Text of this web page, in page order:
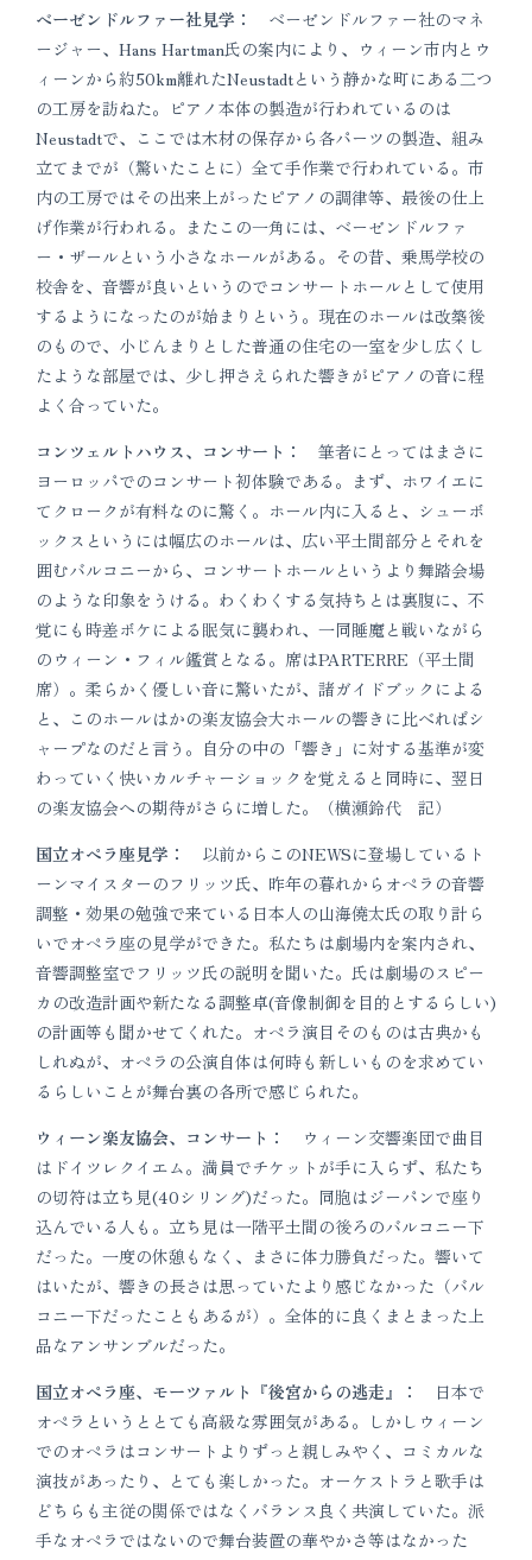
ベーゼンドルファー社見学：
ベーゼンドルファー社のマネ
ージャー、Hans Hartman氏の案内により、ウィーン市内とウ
ィーンから約50km離れたNeustadtという静かな町にある二つ
の工房を訪ねた。ピアノ本体の製造が行われているのは
Neustadtで、ここでは木材の保存から各パーツの製造、組み
立てまでが（驚いたことに）全て手作業で行われている。市
内の工房ではその出来上がったピアノの調律等、最後の仕上
げ作業が行われる。またこの一角には、ベーゼンドルファ
ー・ザールという小さなホールがある。その昔、乗馬学校の
校舎を、音響が良いというのでコンサートホールとして使用
するようになったのが始まりという。現在のホールは改築後
のもので、小じんまりとした普通の住宅の一室を少し広くし
たような部屋では、少し押さえられた響きがピアノの音に程
よく合っていた。
コンツェルトハウス、コンサート：
筆者にとってはまさに
ヨーロッパでのコンサート初体験である。まず、ホワイエに
てクロークが有料なのに驚く。ホール内に入ると、シューボ
ックスというには幅広のホールは、広い平土間部分とそれを
囲むバルコニーから、コンサートホールというより舞踏会場
のような印象をうける。わくわくする気持ちとは裏腹に、不
覚にも時差ボケによる眠気に襲われ、一同睡魔と戦いながら
のウィーン・フィル鑑賞となる。席はPARTERRE（平土間
席）。柔らかく優しい音に驚いたが、諸ガイドブックによる
と、このホールはかの楽友協会大ホールの響きに比べればシ
ャープなのだと言う。自分の中の「響き」に対する基準が変
わっていく快いカルチャーショックを覚えると同時に、翌日
の楽友協会への期待がさらに増した。（横瀬鈴代 記）
国立オペラ座見学：
以前からこのNEWSに登場しているト
ーンマイスターのフリッツ氏、昨年の暮れからオペラの音響
調整・効果の勉強で来ている日本人の山海僥太氏の取り計ら
いでオペラ座の見学ができた。私たちは劇場内を案内され、
音響調整室でフリッツ氏の説明を聞いた。氏は劇場のスピー
カの改造計画や新たなる調整卓(音像制御を目的とするらしい)
の計画等も聞かせてくれた。オペラ演目そのものは古典かも
しれぬが、オペラの公演自体は何時も新しいものを求めてい
るらしいことが舞台裏の各所で感じられた。
ウィーン楽友協会、コンサート：
ウィーン交響楽団で曲目
はドイツレクイエム。満員でチケットが手に入らず、私たち
の切符は立ち見(40シリング)だった。同胞はジーパンで座り
込んでいる人も。立ち見は一階平土間の後ろのバルコニー下
だった。一度の休憩もなく、まさに体力勝負だった。響いて
はいたが、響きの長さは思っていたより感じなかった（バル
コニー下だったこともあるが）。全体的に良くまとまった上
品なアンサンブルだった。
国立オペラ座、モーツァルト『後宮からの逃走』：
日本で
オペラというととても高級な雰囲気がある。しかしウィーン
でのオペラはコンサートよりずっと親しみやく、コミカルな
演技があったり、とても楽しかった。オーケストラと歌手は
どちらも主従の関係ではなくバランス良く共演していた。派
手なオペラではないので舞台装置の華やかさ等はなかった